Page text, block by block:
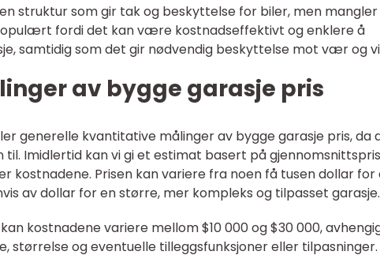
struktur som gir tak og beskyttelse for biler, men mangler
fordi det kan være kostnadseffektivt og enklere å
samtidig som det gir nødvendig beskyttelse mot vær og
av bygge garasje pris
generelle kvantitative målinger av bygge garasje pris, da
Imidlertid kan vi gi et estimat basert på
kostnadene. Prisen kan variere fra noen få tusen dollar for
av dollar for en større, mer kompleks og tilpasset garasje.
kostnadene variere mellom $10 000 og $30 000,
størrelse og eventuelle tilleggsfunksjoner eller tilpasninger.